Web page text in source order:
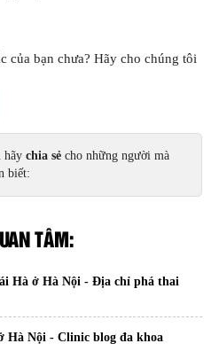
của bạn chưa? Hãy cho chúng tôi
hãy chia sẻ cho những người mà
biết:
TÂM:
Hà ở Hà Nội - Địa chỉ phá thai
Hà Nội - Clinic blog đa khoa